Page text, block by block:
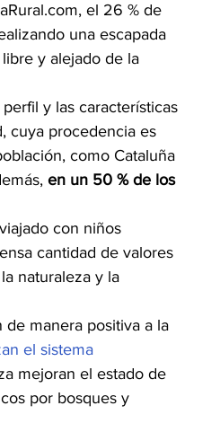
el 26 % de
una escapada
y alejado de la
y las características
cuya procedencia es
como Cataluña
en un 50 % de los
con niños
cantidad de valores
naturaleza y la
manera positiva a la
el sistema
mejoran el estado de
por bosques y